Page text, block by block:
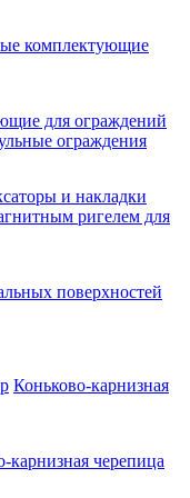
комплектующие
для ограждений
ограждения
и накладки
ригелем для
поверхностей
Коньково-карнизная
карнизная черепица